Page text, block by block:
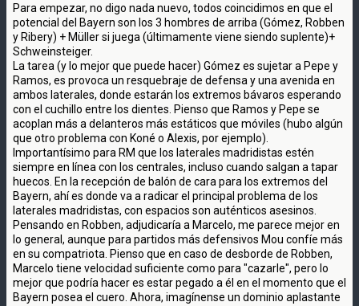
Para empezar, no digo nada nuevo, todos coincidimos en que el
potencial del Bayern son los 3 hombres de arriba (Gómez, Robben
y Ribery) + Müller si juega (últimamente viene siendo suplente)+
Schweinsteiger.
La tarea (y lo mejor que puede hacer) Gómez es sujetar a Pepe y
Ramos, es provoca un resquebraje de defensa y una avenida en
ambos laterales, donde estarán los extremos bávaros esperando
con el cuchillo entre los dientes. Pienso que Ramos y Pepe se
acoplan más a delanteros más estáticos que móviles (hubo algún
que otro problema con Koné o Alexis, por ejemplo).
Importantísimo para RM que los laterales madridistas estén
siempre en línea con los centrales, incluso cuando salgan a tapar
huecos. En la recepción de balón de cara para los extremos del
Bayern, ahí es donde va a radicar el principal problema de los
laterales madridistas, con espacios son auténticos asesinos.
Pensando en Robben, adjudicaría a Marcelo, me parece mejor en
lo general, aunque para partidos más defensivos Mou confíe más
en su compatriota. Pienso que en caso de desborde de Robben,
Marcelo tiene velocidad suficiente como para "cazarle", pero lo
mejor que podría hacer es estar pegado a él en el momento que el
Bayern posea el cuero. Ahora, imagínense un dominio aplastante